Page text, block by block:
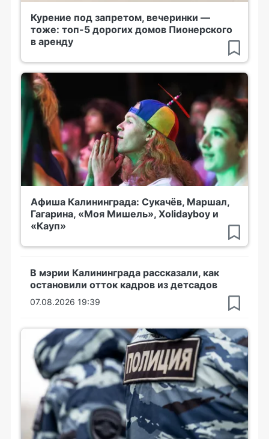
Курение под запретом, вечеринки —
тоже: топ-5 дорогих домов Пионерского
в аренду
Афиша Калининграда: Сукачёв, Маршал,
Гагарина, «Моя Мишель», Xolidayboy и
«Кауп»
В мэрии Калининграда рассказали, как
остановили отток кадров из детсадов
07.08.2026 19:39